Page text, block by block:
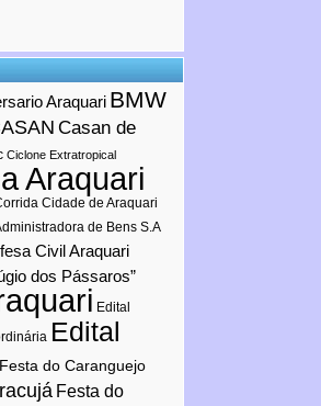
Araquari BMW
Casan de
Ciclone Extratropical
Araquari
Cidade de Araquari
de Bens S.A
Civil Araquari
dos Pássaros”
Edital
Edital
Festa do Caranguejo
Festa do